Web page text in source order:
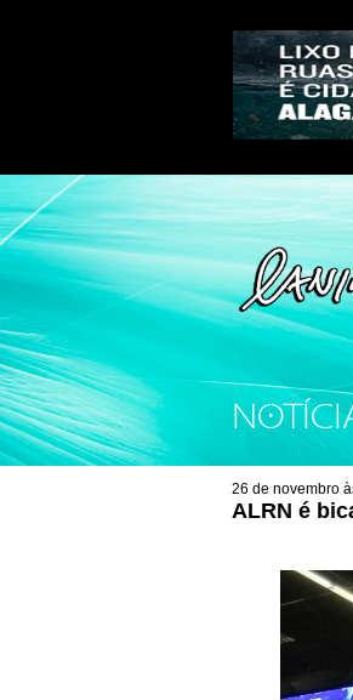
26 de novembro
ALRN é